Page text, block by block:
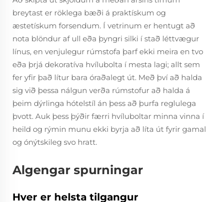
breytast er röklega bæði á praktískum og
æstetískum forsendum. Í vetrinum er hentugt að
nota blöndur af ull eða þyngri silki í stað léttvægur
línus, en venjulegur rúmstofa þarf ekki meira en tvo
eða þrjá dekoratíva hvílubolta í mesta lagi; allt sem
fer yfir það lítur bara óraðalegt út. Með því að halda
sig við þessa nálgun verða rúmstofur að halda á
þeim dýrlinga hótelstíl án þess að þurfa reglulega
þvott. Auk þess þýðir færri hvíluboltar minna vinna í
heild og rýmin munu ekki byrja að líta út fyrir gamal
og ónýtskileg svo hratt.
Algengar spurningar
Hver er helsta tilgangur